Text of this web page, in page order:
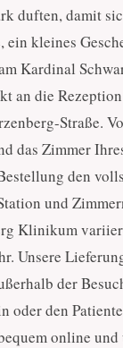
duften, damit
ein kleines
Kardinal
an die
Straße.
das Zimmer
den
und
Klinikum
Unsere
der
oder den
online